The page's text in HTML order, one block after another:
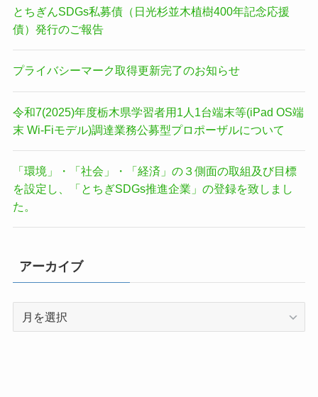
とちぎんSDGs私募債（日光杉並木植樹400年記念応援
債）発行のご報告
プライバシーマーク取得更新完了のお知らせ
令和7(2025)年度栃木県学習者用1人1台端末等(iPad OS端
末 Wi-Fiモデル)調達業務公募型プロポーザルについて
「環境」・「社会」・「経済」の３側面の取組及び目標
を設定し、「とちぎSDGs推進企業」の登録を致しまし
た。
アーカイブ